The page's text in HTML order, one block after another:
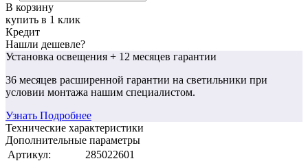
В корзину
купить в 1 клик
Кредит
Нашли дешевле?
Установка освещения + 12 месяцев гарантии
36 месяцев расширенной гарантии на светильники при
условии монтажа нашим специалистом.
Узнать Подробнее
Технические характеристики
Дополнительные параметры
Артикул:
285022601